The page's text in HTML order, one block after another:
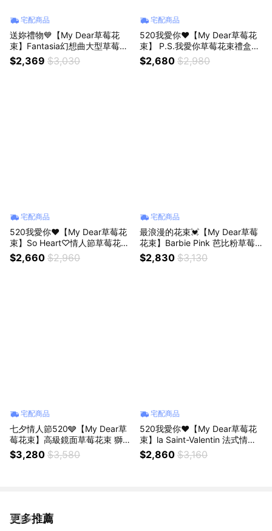
宅配商品
送妳禮物💙【My Dear草莓花
束】Fantasia幻想曲大型草莓花
束 獅子座生日禮物
$2,369 $3,030
宅配商品
520我愛你❤️【My Dear草莓花
束】 P.S.我愛你草莓花束禮盒組
獅子座生日禮物
$2,680 $2,980
宅配商品
520我愛你❤️【My Dear草莓花
束】So Heart♡情人節草莓花束
大型 獅子座生日禮物
$2,660 $2,960
宅配商品
最浪漫的花束💓【My Dear草莓
花束】Barbie Pink 芭比粉草莓
花束禮盒組（贈送好吃牛奶煉
乳）獅子座生日禮物
$2,830 $3,130
宅配商品
七夕情人節520🩶【My Dear草
莓花束】高級鏡面草莓花束 獅子
座生日禮物 情人節花束
$3,280 $3,580
宅配商品
520我愛你❤️【My Dear草莓花
束】la Saint-Valentin 法式情人
草莓花束（贈送好吃牛奶煉乳）
獅子座生日禮物
$2,860 $3,160
更多推薦
看更多